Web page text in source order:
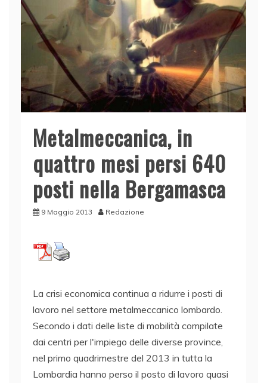
Metalmeccanica, in
quattro mesi persi 640
posti nella Bergamasca
9 Maggio 2013 Redazione
La crisi economica continua a ridurre i posti di
lavoro nel settore metalmeccanico lombardo.
Secondo i dati delle liste di mobilità compilate
dai centri per l'impiego delle diverse province,
nel primo quadrimestre del 2013 in tutta la
Lombardia hanno perso il posto di lavoro quasi